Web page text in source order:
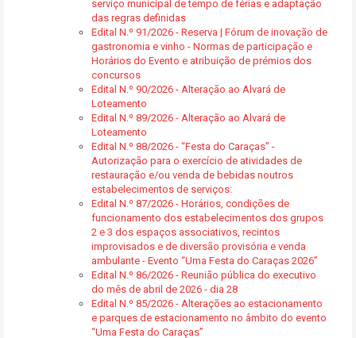
serviço municipal de tempo de férias e adaptação
das regras definidas
Edital N.º 91/2026 - Reserva | Fórum de inovação de
gastronomia e vinho - Normas de participação e
Horários do Evento e atribuição de prémios dos
concursos
Edital N.º 90/2026 - Alteração ao Alvará de
Loteamento
Edital N.º 89/2026 - Alteração ao Alvará de
Loteamento
Edital N.º 88/2026 - “Festa do Caraças” -
Autorização para o exercício de atividades de
restauração e/ou venda de bebidas noutros
estabelecimentos de serviços:
Edital N.º 87/2026 - Horários, condições de
funcionamento dos estabelecimentos dos grupos
2 e 3 dos espaços associativos, recintos
improvisados e de diversão provisória e venda
ambulante - Evento “Uma Festa do Caraças 2026”
Edital N.º 86/2026 - Reunião pública do executivo
do mês de abril de 2026 - dia 28
Edital N.º 85/2026 - Alterações ao estacionamento
e parques de estacionamento no âmbito do evento
“Uma Festa do Caraças”